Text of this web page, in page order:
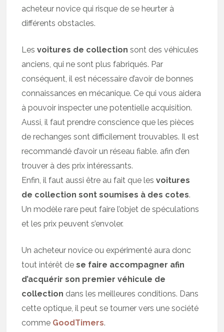
acheteur novice qui risque de se heurter à
différents obstacles.
Lesvoitures de collection sont des véhicules
anciens, qui ne sont plus fabriqués. Par
conséquent, il est nécessaire d’avoir de bonnes
connaissances en mécanique. Ce qui vous aidera
à pouvoir inspecter une potentielle acquisition.
Aussi, il faut prendre conscience que les pièces
de rechanges sont difficilement trouvables. Il est
recommandé d’avoir un réseau fiable. afin d’en
trouver à des prix intéressants.
Enfin, il faut aussi être au fait que lesvoitures
de collection sont soumises à des cotes.
Un modèle rare peut faire l’objet de spéculations
et les prix peuvent s’envoler.
Un acheteur novice ou expérimenté aura donc
tout intérêt dese faire accompagner afin
d’acquérir son premier véhicule de
collection dans les meilleures conditions. Dans
cette optique, il peut se tourner vers une société
comme GoodTimers.